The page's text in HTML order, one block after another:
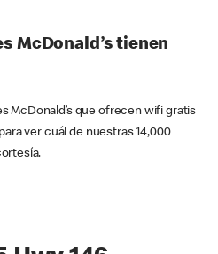
McDonald’s tienen
McDonald’s que ofrecen wifi gratis
ver cuál de nuestras 14,000